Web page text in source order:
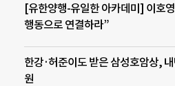
[유한양행-유일한 아카데미] 이호
행동으로 연결하라”
한강·허준이도 받은 삼성호암상,
원